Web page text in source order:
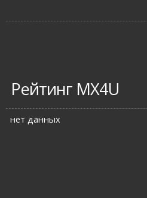
Рейтинг MX4U
нет данных